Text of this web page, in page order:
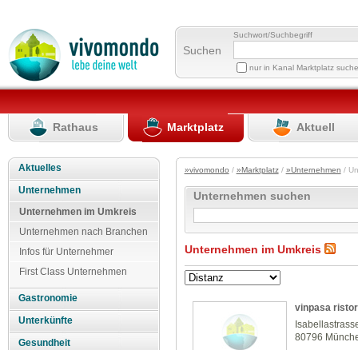
Suchen
Suchwort/Suchbegriff
nur in Kanal Marktplatz
Rathaus Marktplatz Aktuell
Aktuelles
Unternehmen
Unternehmen im Umkreis
Unternehmen nach Branchen
Infos für Unternehmer
First Class Unternehmen
Gastronomie
Unterkünfte
Gesundheit
»vivomondo / »Marktplatz/ »Unternehmen /
Unternehmen suchen
Unternehmen im Umkreis
vinpasa
80796